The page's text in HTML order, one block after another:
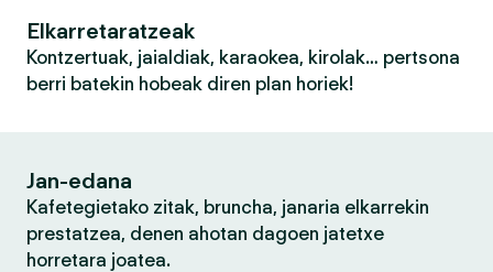
Elkarretaratzeak
Kontzertuak, jaialdiak, karaokea, kirolak… pertsona
berri batekin hobeak diren plan horiek!
Jan-edana
Kafetegietako zitak, bruncha, janaria elkarrekin
prestatzea, denen ahotan dagoen jatetxe
horretara joatea.